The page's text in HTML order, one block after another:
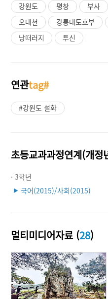
강원도 평창 부사
오대천
강릉대도호부
낭떠러지
투신
연관tag#
#강원도 설화
초등교과과정연계(개정
· 3학년
▶ 국어(2015)/사회(2015)
멀티미디어자료 (28)